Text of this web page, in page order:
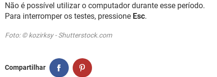
Não é possível utilizar o computador durante esse período.
Para interromper os testes, pressione Esc.
Foto: © kozirksy - Shutterstock.com
Compartilhar